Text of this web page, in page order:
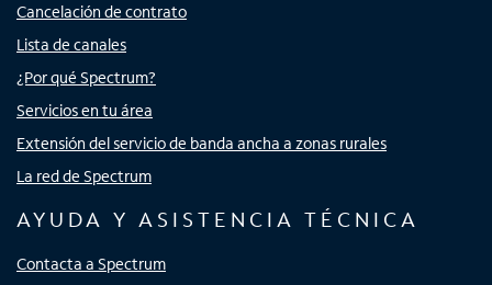
Cancelación de contrato
Lista de canales
¿Por qué Spectrum?
Servicios en tu área
Extensión del servicio de banda ancha a zonas rurales
La red de Spectrum
AYUDA Y ASISTENCIA TÉCNICA
Contacta a Spectrum